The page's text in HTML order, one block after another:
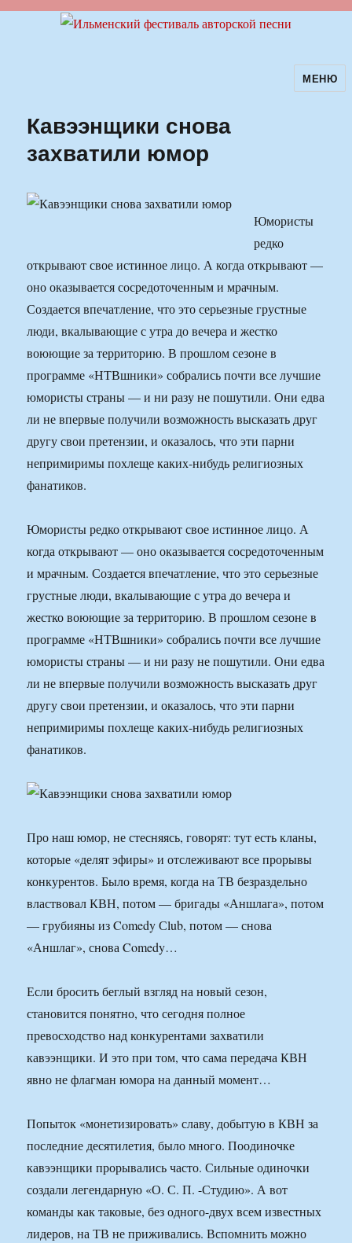
Ильменский фестиваль авторскойМЕНЮ
Кавээнщики снова
захватили юмор
Юмористы
редко
открывают свое истинное лицо. А когда открывают —
оно оказывается сосредоточенным и мрачным.
Создается впечатление, что это серьезные грустные
люди, вкалывающие с утра до вечера и жестко
воюющие за территорию. В прошлом сезоне в
программе «НТВшники» собрались почти все лучшие
юмористы страны — и ни разу не пошутили. Они едва
ли не впервые получили возможность высказать друг
другу свои претензии, и оказалось, что эти парни
непримиримы похлеще каких-нибудь религиозных
фанатиков.
Юмористы редко открывают свое истинное лицо. А
когда открывают — оно оказывается сосредоточенным
и мрачным. Создается впечатление, что это серьезные
грустные люди, вкалывающие с утра до вечера и
жестко воюющие за территорию. В прошлом сезоне в
программе «НТВшники» собрались почти все лучшие
юмористы страны — и ни разу не пошутили. Они едва
ли не впервые получили возможность высказать друг
другу свои претензии, и оказалось, что эти парни
непримиримы похлеще каких-нибудь религиозных
фанатиков.
Про наш юмор, не стесняясь, говорят: тут есть кланы,
которые «делят эфиры» и отслеживают все прорывы
конкурентов. Было время, когда на ТВ безраздельно
властвовал КВН, потом — бригады «Аншлага», потом
— грубияны из Comedy Сlub, потом — снова
«Аншлаг», снова Comedy…
Если бросить беглый взгляд на новый сезон,
становится понятно, что сегодня полное
превосходство над конкурентами захватили
кавээнщики. И это при том, что сама передача КВН
явно не флагман юмора на данный момент…
Попыток «монетизировать» славу, добытую в КВН за
последние десятилетия, было много. Поодиночке
кавээнщики прорывались часто. Сильные одиночки
создали легендарную «О. С. П. -Студию». А вот
команды как таковые, без одного-двух всем известных
лидеров, на ТВ не приживались. Вспомнить можно